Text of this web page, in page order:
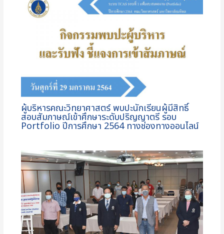
ผู้บริหารคณะวิทยาศาสตร์ พบปะนักเรียนผู้มีสิทธิ์
สอบสัมภาษณ์เข้าศึกษาระดับปริญญาตรี รอบ
Portfolio ปีการศึกษา 2564 ทางช่องทางออนไลน์